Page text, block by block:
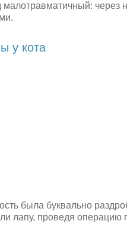
через
у кота
была буквально
лапу, проведя операцию